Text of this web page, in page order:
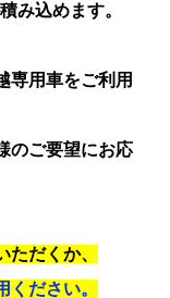
み込めます。
専用車をご利用
のご要望にお応
だくか、
ださい。